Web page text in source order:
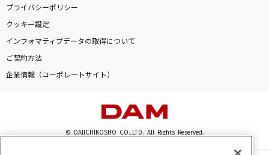
プライバシーポリシー
クッキー設定
インフォマティブデータの取得について
ご契約方法
企業情報（コーポレートサイト）
© DAIICHIKOSHO CO.,LTD. All Rights Reserved.